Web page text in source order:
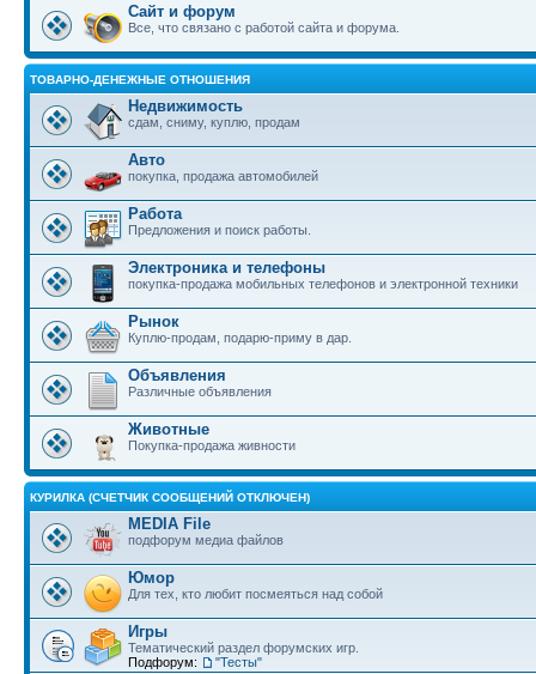
Сайт и форум
Все, что связано с работой сайта и форума.
ТОВАРНО-ДЕНЕЖНЫЕ ОТНОШЕНИЯ
Недвижимость
сдам, сниму, куплю, продам
Авто
покупка, продажа автомобилей
Работа
Предложения и поиск работы.
Электроника и телефоны
покупка-продажа мобильных телефонов и электронной техники
Рынок
Куплю-продам, подарю-приму в дар.
Объявления
Различные объявления
Животные
Покупка-продажа живности
КУРИЛКА (СЧЕТЧИК СООБЩЕНИЙ ОТКЛЮЧЕН)
MEDIA File
подфорум медиа файлов
Юмор
Для тех, кто любит посмеяться над собой
Игры
Тематический раздел форумских игр.
Подфорум:
"Тесты"